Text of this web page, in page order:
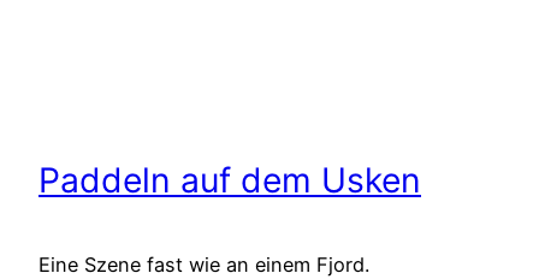
Paddeln auf dem Usken
Eine Szene fast wie an einem Fjord.